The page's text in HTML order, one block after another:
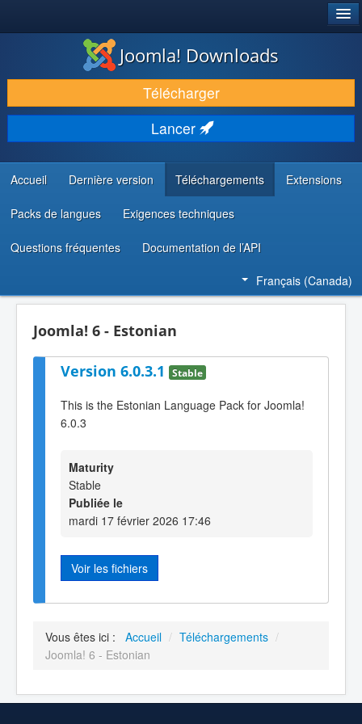
TÉLÉCHARGER & ENRICHIR
DÉCOUVRIR & APPRENDRE
COMMUNAUTÉ & SUPPORT
RESSOURCES DÉVELOPPEURS
Joomla! Downloads
Télécharger
Lancer
Accueil Dernière version Téléchargements Extensions
Packs de langues Exigences techniques
Questions fréquentes Documentation de l’API
Français (Canada)
Joomla! 6 - Estonian
Version 6.0.3.1 Stable
This is the Estonian Language Pack for Joomla!
6.0.3
Maturity
Stable
Publiée le
mardi 17 février 2026 17:46
Voir les fichiers
Vous êtes ici : Accueil / Téléchargements /
Joomla! 6 - Estonian